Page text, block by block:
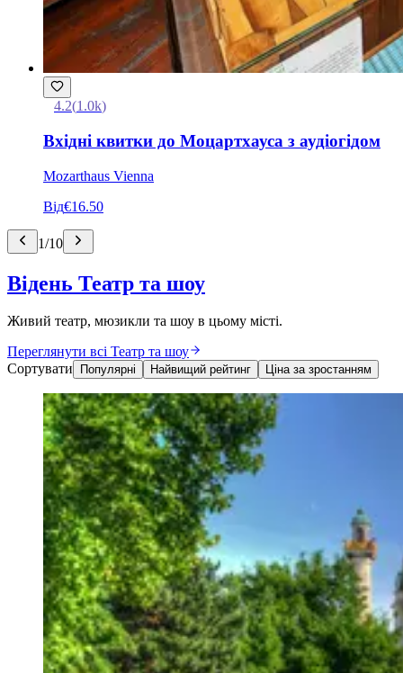
4.2(1.0k)
Вхідні квитки до Моцартхауса з аудіогідом
Mozarthaus Vienna
Від€16.50
1/10
Відень Театр та шоу
Живий театр, мюзикли та шоу в цьому місті.
Переглянути всі Театр та шоу
Сортувати
Популярні Найвищий рейтинг Ціна за зростанням